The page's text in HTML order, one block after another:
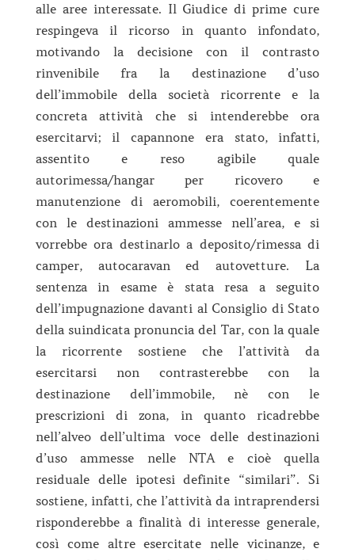
alle aree interessate. Il Giudice di prime cure
respingeva il ricorso in quanto infondato,
motivando la decisione con il contrasto
rinvenibile fra la destinazione d’uso
dell’immobile della società ricorrente e la
concreta attività che si intenderebbe ora
esercitarvi; il capannone era stato, infatti,
assentito e reso agibile quale
autorimessa/hangar per ricovero e
manutenzione di aeromobili, coerentemente
con le destinazioni ammesse nell’area, e si
vorrebbe ora destinarlo a deposito/rimessa di
camper, autocaravan ed autovetture. La
sentenza in esame è stata resa a seguito
dell’impugnazione davanti al Consiglio di Stato
della suindicata pronuncia del Tar, con la quale
la ricorrente sostiene che l’attività da
esercitarsi non contrasterebbe con la
destinazione dell’immobile, nè con le
prescrizioni di zona, in quanto ricadrebbe
nell’alveo dell’ultima voce delle destinazioni
d’uso ammesse nelle NTA e cioè quella
residuale delle ipotesi definite “similari”. Si
sostiene, infatti, che l’attività da intraprendersi
risponderebbe a finalità di interesse generale,
così come altre esercitate nelle vicinanze, e